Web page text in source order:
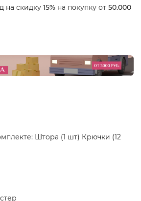
на скидку 15% на покупку от 50.000
Штора (1 шт) Крючки (12